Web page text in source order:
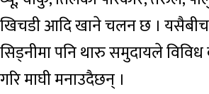
खिचडी आदि खाने चलन छ ।
सिड्नीमा पनि थारु समुदायले विविध
गरि माघी मनाउदैछन् ।